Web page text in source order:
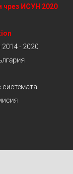
чрез ИСУН 2020
- 2020
системата